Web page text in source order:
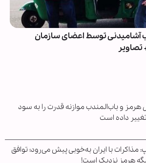
آشامیدنی توسط اعضای سازمان
هرمز و باب‌المندب موازنه قدرت را به سود
داده است
مذاکرات با ایران به‌خوبی پیش می‌رود؛ توافق
هرمز نزدیک است!